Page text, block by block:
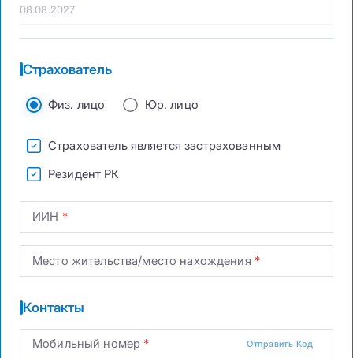
Страхователь
Физ. лицо Юр. лицо
Страхователь является застрахованным
Резидент РК
ИИН
Место жительства/место нахождения
Контакты
Мобильный номер Отправить Код